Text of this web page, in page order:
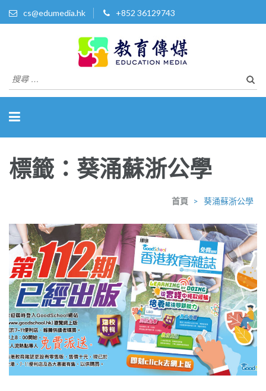
cs@edumedia.hk +852 36129743
教育傳媒集團有限公司
搜
尋
標籤：葵涌蘇浙公學
首頁 > 葵涌蘇浙公學